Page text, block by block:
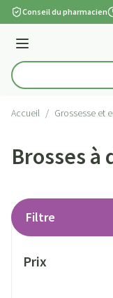
Aller au contenu
Conseil du pharmacien
Menu
Rechercher
Accueil / Grossesse et
Brosses à
Filtre
Prix